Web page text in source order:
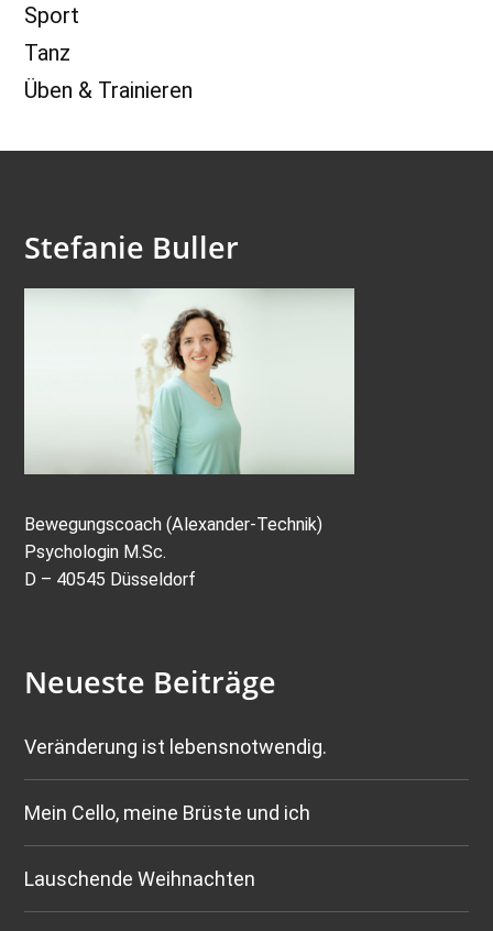
Sport
Tanz
Üben & Trainieren
Stefanie Buller
Bewegungscoach (Alexander-Technik)
Psychologin M.Sc.
D – 40545 Düsseldorf
Neueste Beiträge
Veränderung ist lebensnotwendig.
Mein Cello, meine Brüste und ich
Lauschende Weihnachten